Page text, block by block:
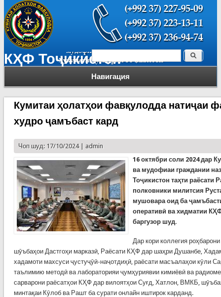
КҲФ Тоҷикистон
Навигация
Форма поиска Поиск
Кумитаи ҳолатҳои фавқулодда натиҷаи
худро ҷамъбаст кард
Чоп шуд: 17/10/2024 | admin
16 октябри соли 2024 дар
ва мудофиаи граждании
Тоҷикистон таҳти раёсати
полковники милитсия
мушовара оид ба
оперативӣ ва хидматии
баргузор шуд.
Дар кори коллегия
шӯъбаҳои Дастгоҳи марказӣ, Раёсати КҲФ дар шаҳри Душанбе,
хадамоти махсуси ҷустуҷӯӣ-наҷотдиҳӣ, раёсати масъалаҳои кӯли
таълимию методӣ ва лабораторияи ҷумҳуриявии кимиёвӣ ва
сарварони раёсатҳои КҲФ дар вилоятҳои Суғд, Хатлон, ВМКБ,
минтақаи Кӯлоб ва Рашт ба сурати онлайн иштирок карданд.